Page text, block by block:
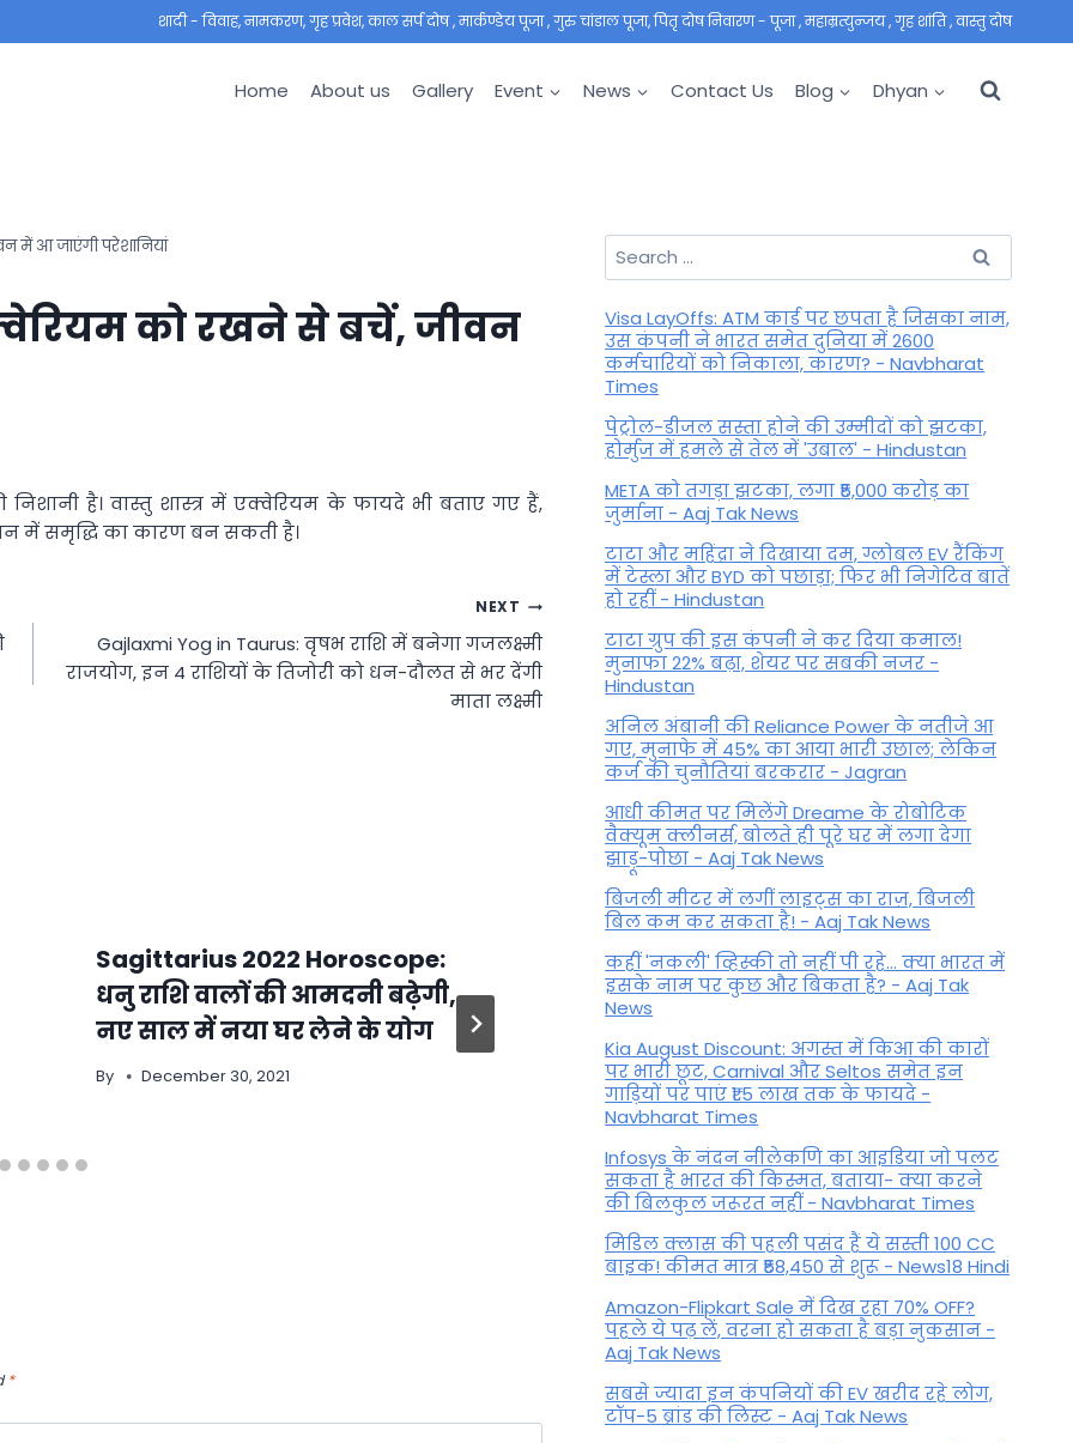
शादी - विवाह, नामकरण, गृह प्रवेश, काल सर्प दोष , मार्कण्डेय पूजा , गुरु चांडाल पूजा, पितृ दोष निवारण - पूजा , महाम्रत्युन्जय , गृह शांति , वास्तु दोष
Home About us Gallery Event News Contact Us Blog Dhyan
में आ जाएंगी परेशानियां
को रखने से बचें, जीवन
है। वास्तु शास्त्र में एक्वेरियम के फायदे भी बताए गए हैं,
में समृद्धि का कारण बन सकती है।
NEXT
Gajlaxmi Yog in Taurus: वृषभ राशि में बनेगा गजलक्ष्मी
राजयोग, इन 4 राशियों के तिजोरी को धन-दौलत से भर देंगी
माता लक्ष्मी
Sagittarius 2022 Horoscope:
धनु राशि वालों की आमदनी बढ़ेगी,
नए साल में नया घर लेने के योग
By December 30, 2021
Pisces Daily Horoscope: खर्चों
पर नियंत्रण रखें वरना होगा
By June 18, 2025
*
Search
for:
Visa LayOffs: ATM कार्ड पर छपता है जिसका नाम,
उस कंपनी ने भारत समेत दुनिया में 2600
कर्मचारियों को निकाला, कारण? - Navbharat
Times
पेट्रोल-डीजल सस्ता होने की उम्मीदों को झटका,
होर्मुज में हमले से तेल में 'उबाल' - Hindustan
META को तगड़ा झटका, लगा ₹5,000 करोड़ का
जुर्माना - Aaj Tak News
टाटा और महिंद्रा ने दिखाया दम, ग्लोबल EV रैंकिंग
में टेस्ला और BYD को पछाड़ा; फिर भी निगेटिव बातें
हो रहीं - Hindustan
टाटा ग्रुप की इस कंपनी ने कर दिया कमाल!
मुनाफा 22% बढ़ा, शेयर पर सबकी नजर -
Hindustan
अनिल अंबानी की Reliance Power के नतीजे आ
गए, मुनाफे में 45% का आया भारी उछाल; लेकिन
कर्ज की चुनौतियां बरकरार - Jagran
आधी कीमत पर मिलेंगे Dreame के रोबोटिक
वैक्यूम क्लीनर्स, बोलते ही पूरे घर में लगा देगा
झाड़ू-पोछा - Aaj Tak News
बिजली मीटर में लगीं लाइट्स का राज़, बिजली
बिल कम कर सकता है! - Aaj Tak News
कहीं 'नकली' व्हिस्की तो नहीं पी रहे... क्या भारत में
इसके नाम पर कुछ और बिकता है? - Aaj Tak
News
Kia August Discount: अगस्त में किआ की कारों
पर भारी छूट, Carnival और Seltos समेत इन
गाड़ियों पर पाएं ₹1.5 लाख तक के फायदे -
Navbharat Times
Infosys के नंदन नीलेकणि का आइडिया जो पलट
सकता है भारत की किस्मत, बताया- क्या करने
की बिलकुल जरूरत नहीं - Navbharat Times
मिडिल क्लास की पहली पसंद हैं ये सस्ती 100 CC
बाइक! कीमत मात्र ₹58,450 से शुरू - News18 Hindi
Amazon-Flipkart Sale में दिख रहा 70% OFF?
पहले ये पढ़ लें, वरना हो सकता है बड़ा नुकसान -
Aaj Tak News
सबसे ज्यादा इन कंपनियों की EV खरीद रहे लोग,
टॉप-5 ब्रांड की लिस्ट - Aaj Tak News